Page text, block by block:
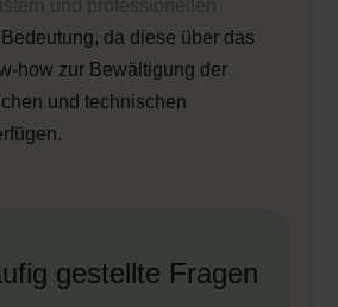
und professionellen
da diese über das
how zur Bewältigung der
und technischen
gestellte Fragen